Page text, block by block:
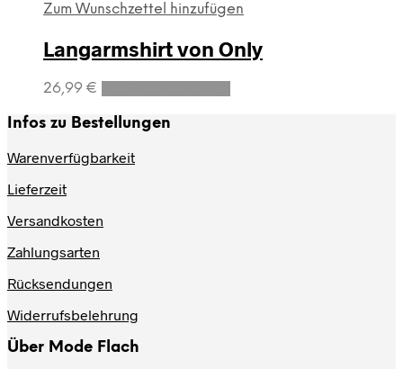
Zum Wunschzettel hinzufügen
Langarmshirt von Only
26,99 €
Dieses
Infos zu Bestellungen
Warenverfügbarkeit
Lieferzeit
Versandkosten
Zahlungsarten
Rücksendungen
Widerrufsbelehrung
Über Mode Flach